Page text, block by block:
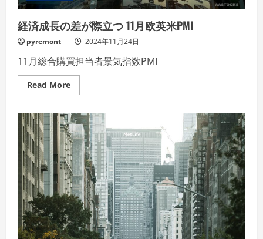
経済成長の差が際立つ 11月欧英米PMI
pyremont 2024年11月24日
11月総合購買担当者景気指数PMI
Read MoreRead
more
済
成
長
の
差
が
際
立
つ
11
月
欧
英
米
PMI